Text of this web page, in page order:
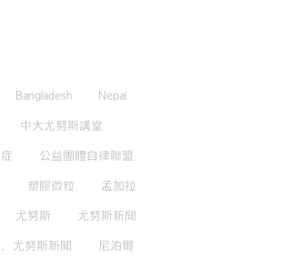
Bangladesh Nepal
中大尤努斯講堂
公益團體自律聯盟
塑膠微粒 孟加拉
尤努斯 尤努斯新聞
尤努斯新聞 尼泊爾